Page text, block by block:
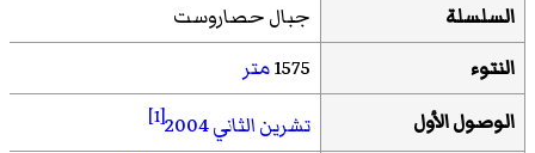
السلسلة
جبال حصاروست
النتوء
1575متر
الوصول الأول
تشرين الثاني2004
[1]